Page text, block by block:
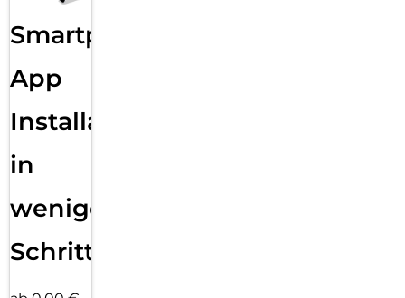
Smartphone
App
Installation
in
wenigen
Schritten